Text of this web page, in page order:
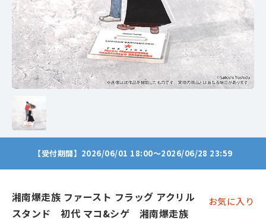
【受付期間】2026/06/01 18:00～2026/06/28 23:59
湘南爆走族 ファースト フラッグ アクリル
スタンド 初代 マコ&シゲ 湘南爆走族
お気に入り